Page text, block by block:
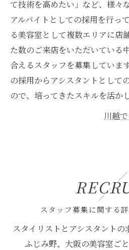
て技術を高めたい」など、様々
アルバイトとしての採用を行っ
る美容室として複数エリアに店
た数のご来店をいただいている
合えるスタッフを募集していま
の採用からアシスタントとして
ので、培ってきたスキルを活か
川越
スタッフ募集に関する
スタイリストとアシスタントの
ふじみ野、大阪の美容室ご